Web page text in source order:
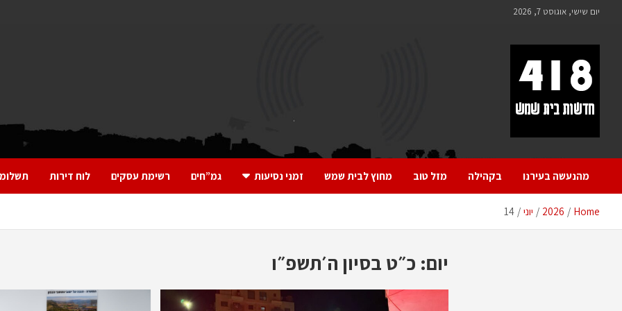
יום שישי, אוגוסט 7, 2026
418 – חדשות בית שמש
מהנעשה בעירנו בקהילה מזל טוב מחוץ לבית שמש זמני נסיעות גמ”חים רשימת עסקים לוח דירות
Home
2026 יוני 14
יום: כ״ט בסיון ה׳תשפ״ו